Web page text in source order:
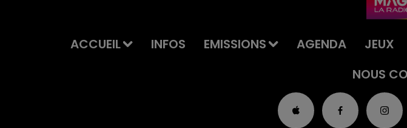
ACCUEIL INFOS EMISSIONS AGENDA JEUX
NOUS